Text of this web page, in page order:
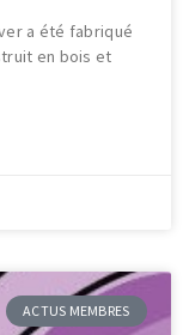
a été fabriqué
en bois et
ACTUS MEMBRES